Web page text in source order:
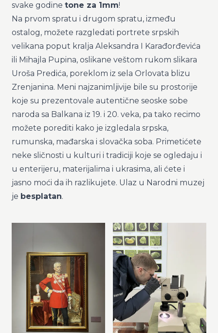
svake godine tone za 1mm!
Na prvom spratu i drugom spratu, između
ostalog, možete razgledati portrete srpskih
velikana poput kralja Aleksandra I Karađorđevića
ili Mihajla Pupina, oslikane veštom rukom slikara
Uroša Predića, poreklom iz sela Orlovata blizu
Zrenjanina. Meni najzanimljivije bile su prostorije
koje su prezentovale autentične seoske sobe
naroda sa Balkana iz 19. i 20. veka, pa tako recimo
možete porediti kako je izgledala srpska,
rumunska, mađarska i slovačka soba. Primetićete
neke sličnosti u kulturi i tradiciji koje se ogledaju i
u enterijeru, materijalima i ukrasima, ali ćete i
jasno moći da ih razlikujete. Ulaz u Narodni muzej
je besplatan.